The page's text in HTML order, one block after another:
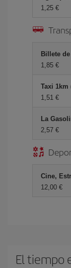
1,25 €
Billete
1,85 €
Taxi 1km
1,51 €
La
2,57 €
Cine,
12,00 €
El tiempo